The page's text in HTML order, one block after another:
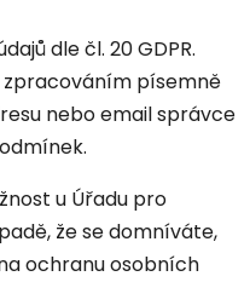
dle čl. 20 GDPR.
zpracováním písemně
nebo email správce
u Úřadu pro
že se domníváte,
ochranu osobních